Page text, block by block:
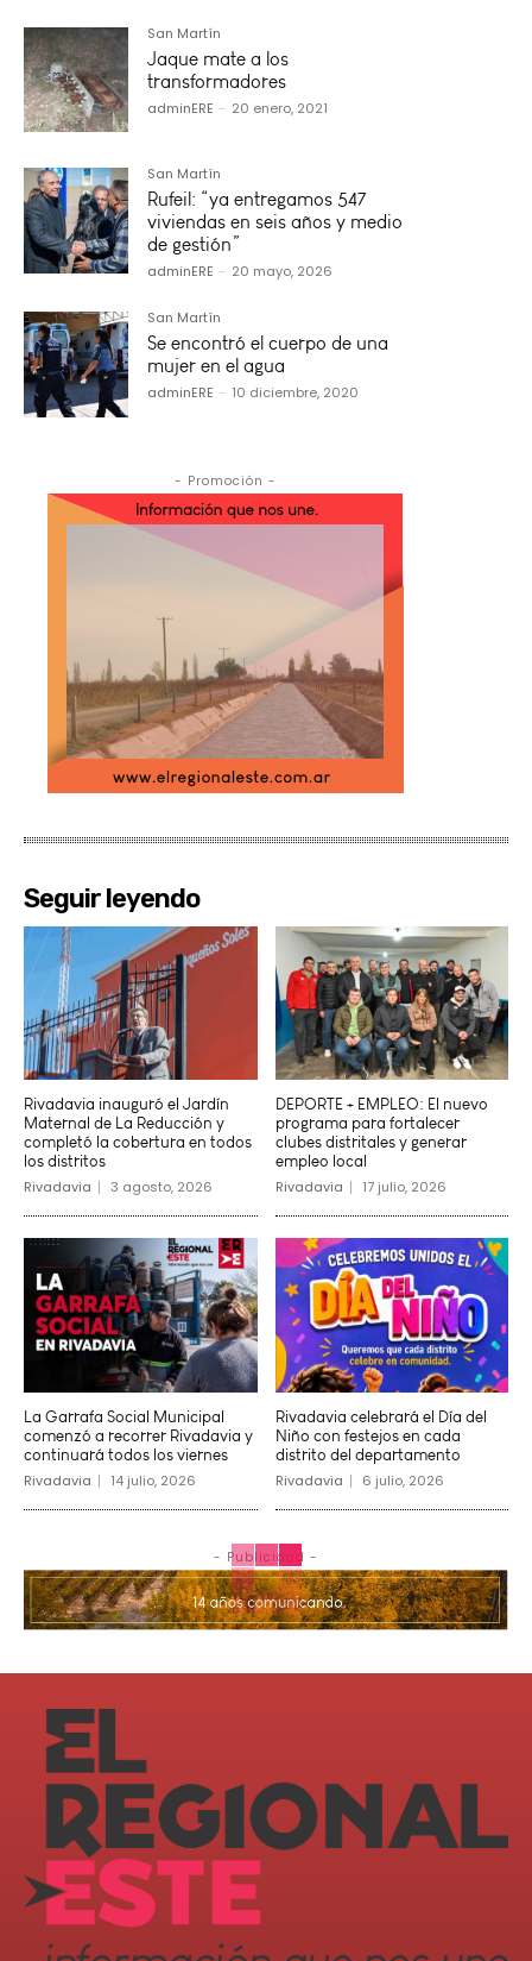
San Martín
Jaque mate a los
transformadores
adminERE - 20 enero, 2021
San Martín
Rufeil: “ya entregamos 547
viviendas en seis años y medio
de gestión”
adminERE - 20 mayo, 2026
San Martín
Se encontró el cuerpo de una
mujer en el agua
adminERE - 10 diciembre, 2020
- Promoción -
Seguir leyendo
Rivadavia inauguró el Jardín
Maternal de La Reducción y
completó la cobertura en todos
los distritos
Rivadavia 3 agosto, 2026
DEPORTE + EMPLEO: El nuevo
programa para fortalecer
clubes distritales y generar
empleo local
Rivadavia 17 julio, 2026
La Garrafa Social Municipal
comenzó a recorrer Rivadavia y
continuará todos los viernes
Rivadavia 14 julio, 2026
Rivadavia celebrará el Día del
Niño con festejos en cada
distrito del departamento
Rivadavia 6 julio, 2026
- Publicidad -